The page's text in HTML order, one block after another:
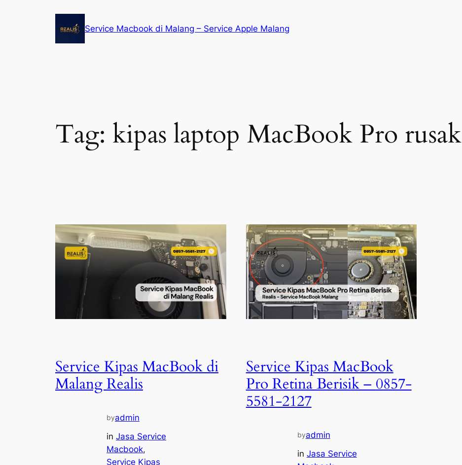
Service Macbook di Malang – Service Apple Malang
Tag: kipas laptop MacBook Pro rusak
Service Kipas MacBook di
Malang Realis
byadmin
in Jasa Service
Macbook
Service Kipas
Service Kipas MacBook
Pro Retina Berisik – 0857-
5581-2127
byadmin
in Jasa Service